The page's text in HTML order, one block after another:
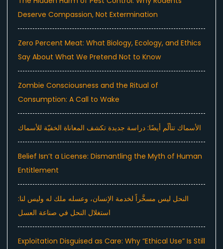
Deserve Compassion, Not Extermination
Zero Percent Meat: What Biology, Ecology, and Ethics
Say About What We Pretend Not to Know
Zombie Consciousness and the Ritual of
Consumption: A Call to Wake
الأسماك تتألّم أيضًا: دراسة جديدة تكشف المعاناة الخفيّة للأسماك
Belief Isn’t a License: Dismantling the Myth of Human
Entitlement
النحل ليس مسخَّراً لخدمة الإنسان، وعسله ملك له وليس لنا:
استغلال النحل في صناعة العسل
Exploitation Disguised as Care: Why “Ethical Use” Is Still